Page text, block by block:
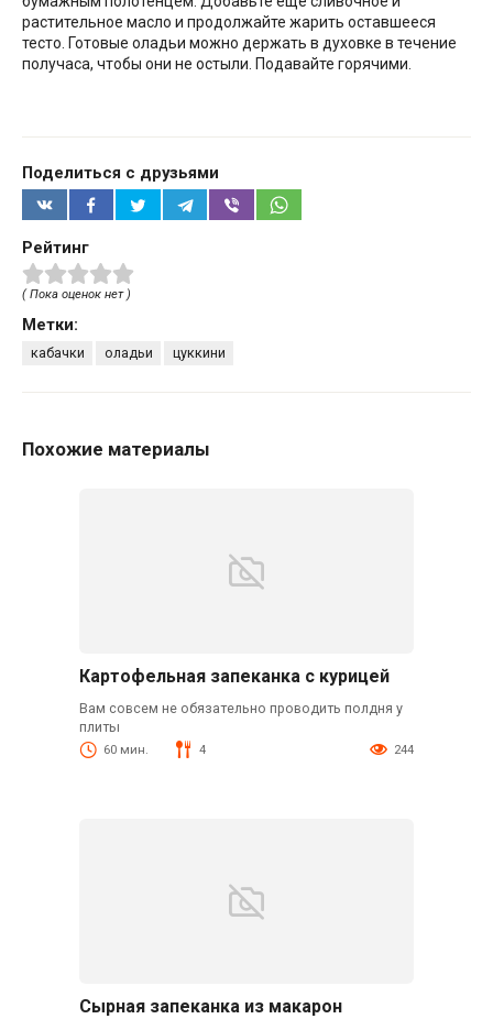
растительное масло и продолжайте жарить оставшееся
тесто. Готовые оладьи можно держать в духовке в течение
получаса, чтобы они не остыли. Подавайте горячими.
Поделиться с друзьями
Рейтинг
( Пока оценок нет )
Метки:
кабачки оладьи цуккини
Похожие материалы
Картофельная запеканка с курицей
Вам совсем не обязательно проводить полдня у
плиты
60 мин. 4 244
Сырная запеканка из макарон